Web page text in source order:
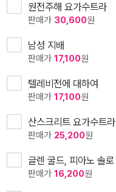
원전주해 요가수트라
판매가 30,600원
남성 지배
판매가 17,100원
텔레비전에 대하여
판매가 17,100원
산스크리트 요가수트라
판매가 25,200원
글렌 굴드, 피아노 솔로
판매가 16,200원